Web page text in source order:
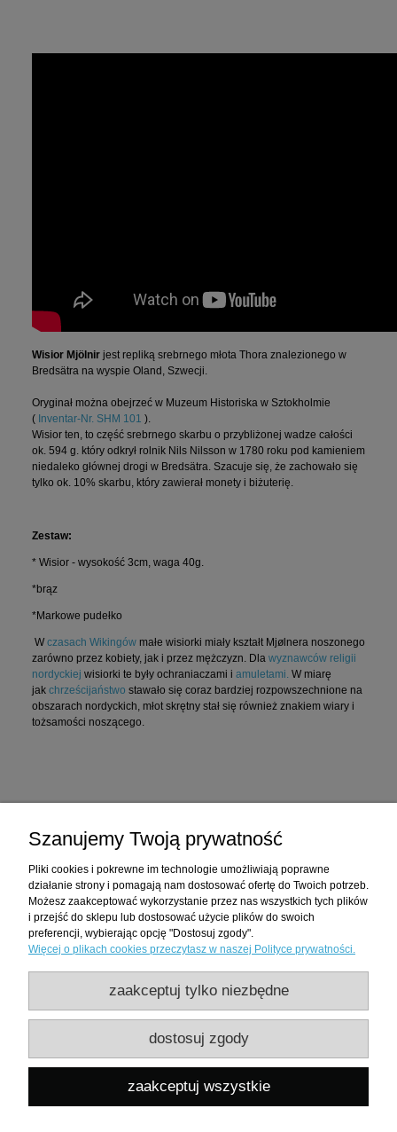
Wisior Mjölnir jest repliką srebrnego młota Thora znalezionego w
Bredsätra na wyspie Oland, Szwecji.
Oryginał można obejrzeć w Muzeum Historiska w Sztokholmie
( Inventar-Nr. SHM 101 ).
Wisior ten, to część srebrnego skarbu o przybliżonej wadze całości
ok. 594 g. który odkrył rolnik Nils Nilsson w 1780 roku pod kamieniem
niedaleko głównej drogi w Bredsätra. Szacuje się, że zachowało się
tylko ok. 10% skarbu, który zawierał monety i biżuterię.
Zestaw:
* Wisior - wysokość 3cm, waga 40g.
*brąz
*Markowe pudełko
W czasach Wikingów małe wisiorki miały kształt Mjølnera noszonego
zarówno przez kobiety, jak i przez mężczyzn. Dla wyznawców religii
nordyckiej wisiorki te były ochraniaczami i amuletami. W miarę
jak chrześcijaństwo stawało się coraz bardziej rozpowszechnione na
obszarach nordyckich, młot skrętny stał się również znakiem wiary i
tożsamości noszącego.
Moje konto
Informacje
Hnoss Silver Craft to rodzina, firma i styl życia. Odtwarzamy kulturę, rzemiosło,
Żyjemy i pracujemy w Białymstoku.
©wszystkie prawa zastrzeżone
HNOSS SILVER CRAFT JOANNA RAPALSKA , ul. Liliowa 45, 15-697
Białystok, NIP8652403202 REGON181052960
Szanujemy Twoją prywatność
Pliki cookies i pokrewne im technologie umożliwiają poprawne
działanie strony i pomagają nam dostosować ofertę do Twoich potrzeb.
Możesz zaakceptować wykorzystanie przez nas wszystkich tych plików
i przejść do sklepu lub dostosować użycie plików do swoich
preferencji, wybierając opcję "Dostosuj zgody".
Więcej o plikach cookies przeczytasz w naszej Polityce prywatności.
zaakceptuj tylko niezbędne
dostosuj zgody
zaakceptuj wszystkie